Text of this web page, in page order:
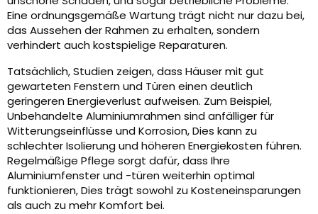
Eine ordnungsgemäße Wartung trägt nicht nur dazu bei,
das Aussehen der Rahmen zu erhalten, sondern
verhindert auch kostspielige Reparaturen.
Tatsächlich, Studien zeigen, dass Häuser mit gut
gewarteten Fenstern und Türen einen deutlich
geringeren Energieverlust aufweisen. Zum Beispiel,
Unbehandelte Aluminiumrahmen sind anfälliger für
Witterungseinflüsse und Korrosion, Dies kann zu
schlechter Isolierung und höheren Energiekosten führen.
Regelmäßige Pflege sorgt dafür, dass Ihre
Aluminiumfenster und -türen weiterhin optimal
funktionieren, Dies trägt sowohl zu Kosteneinsparungen
als auch zu mehr Komfort bei.